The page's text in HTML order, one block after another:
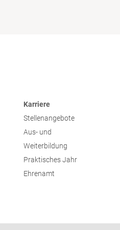
Karriere
Stellenangebote
Aus- und
Weiterbildung
Praktisches Jahr
Ehrenamt